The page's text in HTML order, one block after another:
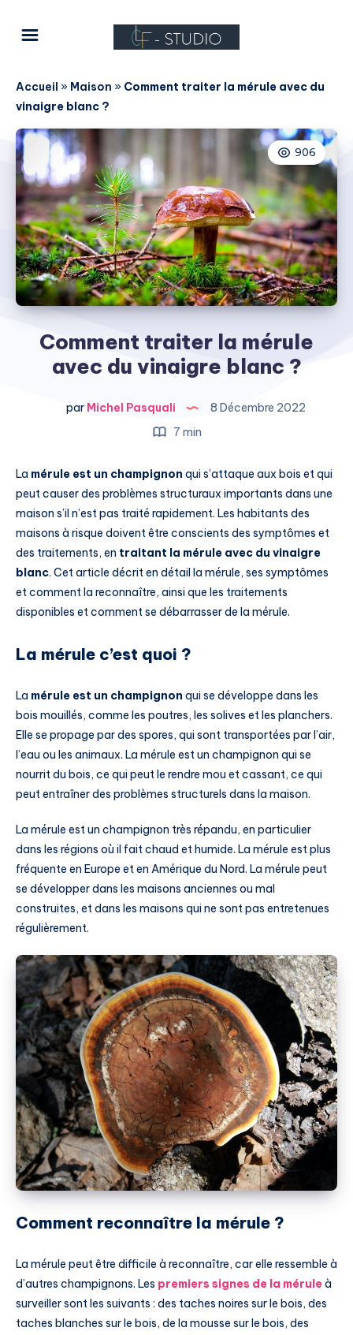
Accueil » Maison » Comment traiter la mérule avec du
vinaigre blanc ?
906
Comment traiter la mérule
avec du vinaigre blanc ?
parMichel Pasquali
8 Décembre 2022
7 min
La mérule est un champignon qui s’attaque aux bois et qui
peut causer des problèmes structuraux importants dans une
maison s’il n’est pas traité rapidement. Les habitants des
maisons à risque doivent être conscients des symptômes et
des traitements, en traitant la mérule avec du vinaigre
blanc. Cet article décrit en détail la mérule, ses symptômes
et comment la reconnaître, ainsi que les traitements
disponibles et comment se débarrasser de la mérule.
La mérule c’est quoi ?
La mérule est un champignon qui se développe dans les
bois mouillés, comme les poutres, les solives et les planchers.
Elle se propage par des spores, qui sont transportées par l’air,
l’eau ou les animaux. La mérule est un champignon qui se
nourrit du bois, ce qui peut le rendre mou et cassant, ce qui
peut entraîner des problèmes structurels dans la maison.
La mérule est un champignon très répandu, en particulier
dans les régions où il fait chaud et humide. La mérule est plus
fréquente en Europe et en Amérique du Nord. La mérule peut
se développer dans les maisons anciennes ou mal
construites, et dans les maisons qui ne sont pas entretenues
régulièrement.
Comment reconnaître la mérule ?
La mérule peut être difficile à reconnaître, car elle ressemble à
d’autres champignons. Les premiers signes de la mérule à
surveiller sont les suivants : des taches noires sur le bois, des
taches blanches sur le bois, de la mousse sur le bois, des